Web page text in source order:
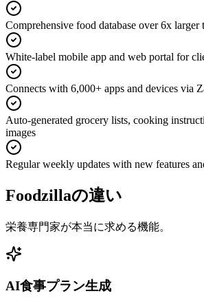
Comprehensive food database over 6x larger
White-label mobile app and web portal for
Connects with 6,000+ apps and devices via
Auto-generated grocery lists, cooking
images
Regular weekly updates with new features
Foodzillaの違い
栄養専門家が本当に求める機能。
AI食事プラン生成